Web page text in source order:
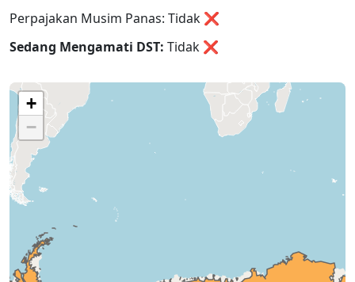
Perpajakan Musim Panas: Tidak ❌
Sedang Mengamati DST: Tidak ❌
+
−